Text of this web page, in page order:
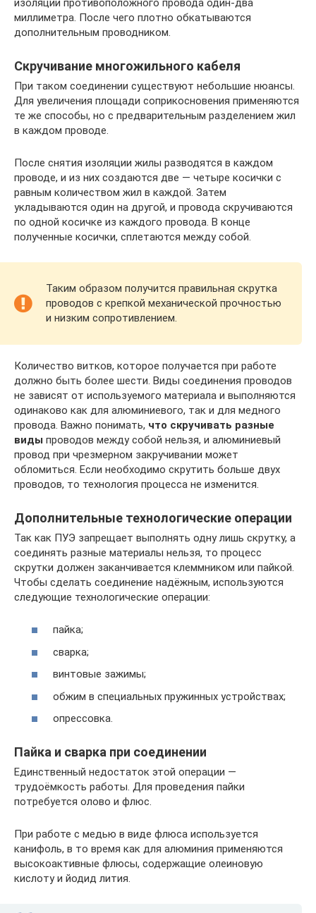
изоляции противоположного провода один-два
миллиметра. После чего плотно обкатываются
дополнительным проводником.
Скручивание многожильного кабеля
При таком соединении существуют небольшие нюансы.
Для увеличения площади соприкосновения применяются
те же способы, но с предварительным разделением жил
в каждом проводе.
После снятия изоляции жилы разводятся в каждом
проводе, и из них создаются две — четыре косички с
равным количеством жил в каждой. Затем
укладываются один на другой, и провода скручиваются
по одной косичке из каждого провода. В конце
полученные косички, сплетаются между собой.
Таким образом получится правильная скрутка
проводов с крепкой механической прочностью
и низким сопротивлением.
Количество витков, которое получается при работе
должно быть более шести. Виды соединения проводов
не зависят от используемого материала и выполняются
одинаково как для алюминиевого, так и для медного
провода. Важно понимать, что скручивать разные
виды проводов между собой нельзя, и алюминиевый
провод при чрезмерном закручивании может
обломиться. Если необходимо скрутить больше двух
проводов, то технология процесса не изменится.
Дополнительные технологические операции
Так как ПУЭ запрещает выполнять одну лишь скрутку, а
соединять разные материалы нельзя, то процесс
скрутки должен заканчивается клеммником или пайкой.
Чтобы сделать соединение надёжным, используются
следующие технологические операции:
пайка;
сварка;
винтовые зажимы;
обжим в специальных пружинных устройствах;
опрессовка.
Пайка и сварка при соединении
Единственный недостаток этой операции —
трудоёмкость работы. Для проведения пайки
потребуется олово и флюс.
При работе с медью в виде флюса используется
канифоль, в то время как для алюминия применяются
высокоактивные флюсы, содержащие олеиновую
кислоту и йодид лития.